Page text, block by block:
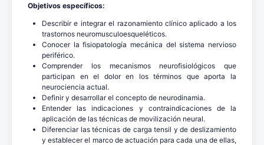
Objetivos específicos:
Describir e integrar el razonamiento clínico aplicado a los
trastornos neuromusculoesqueléticos.
Conocer la fisiopatología mecánica del sistema nervioso
periférico.
Comprender los mecanismos neurofisiológicos que
participan en el dolor en los términos que aporta la
neurociencia actual.
Definir y desarrollar el concepto de neurodinamia.
Entender las indicaciones y contraindicaciones de la
aplicación de las técnicas de movilización neural.
Diferenciar las técnicas de carga tensil y de deslizamiento
y establecer el marco de actuación para cada una de ellas,